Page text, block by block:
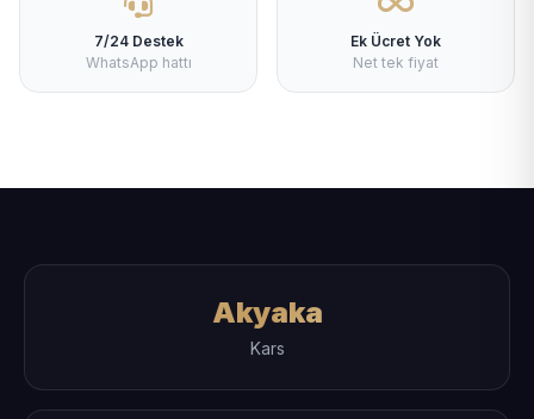
7/24 Destek
WhatsApp hattı
Ek Ücret Yok
Net tek fiyat
Akyaka
Kars